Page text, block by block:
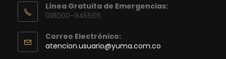
Línea Gratuita de Emergencias:
018000-945566
Correo Electrónico:
atencion.usuario@yuma.com.co